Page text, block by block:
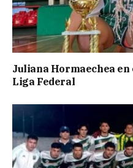
Juliana Hormaechea
Liga Federal